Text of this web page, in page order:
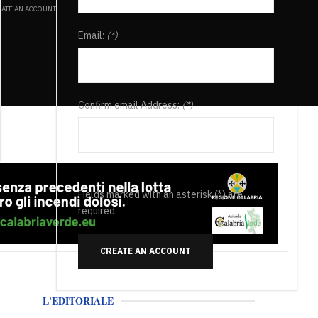
AN ACCOUNT
Email: (*)
Confirm email Address:(*)
Fields marked with an asterisk (*) are
required.
CREATE AN ACCOUNT
L'EDITORIALE